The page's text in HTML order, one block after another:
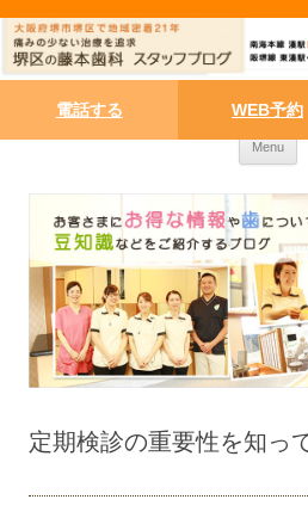
電話する WEB予約
Menu
定期検診の重要性を知っ